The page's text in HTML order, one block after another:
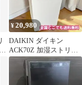
¥20,980
DAIKIN ダイキン
ACK70Z 加湿ストリー
マー空気清浄機 23年